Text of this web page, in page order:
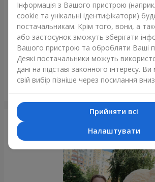
Романтичний букет
Фотогалерея
Інформація з Вашого пристрою
cookie та унікальні ідентифікатори)
постачальникам. Крім того, вони, а
або застосунок зможуть зберігати
Вашого пристрою та обробляти Ваші
Деякі постачальники можуть
дані на підставі законного інтересу.
свій вибір пізніше через посилання
Прийняти всі
Налаштувати